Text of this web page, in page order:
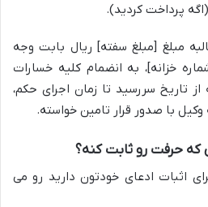
پرداخت کردید).
مبلغ [مبلغ سفته] ریال بابت وجه
خزانه]، به انضمام کلیه خسارات
تاریخ سررسید تا زمان اجرای حکم،
با صدور قرار تامین خواسته.
که حرفت رو ثابت کنه؟
اثبات ادعای خودتون دارید رو می